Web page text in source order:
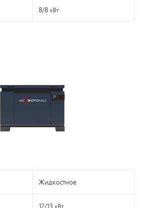
8/8 кВт
Жидкостное
12/13 кВт